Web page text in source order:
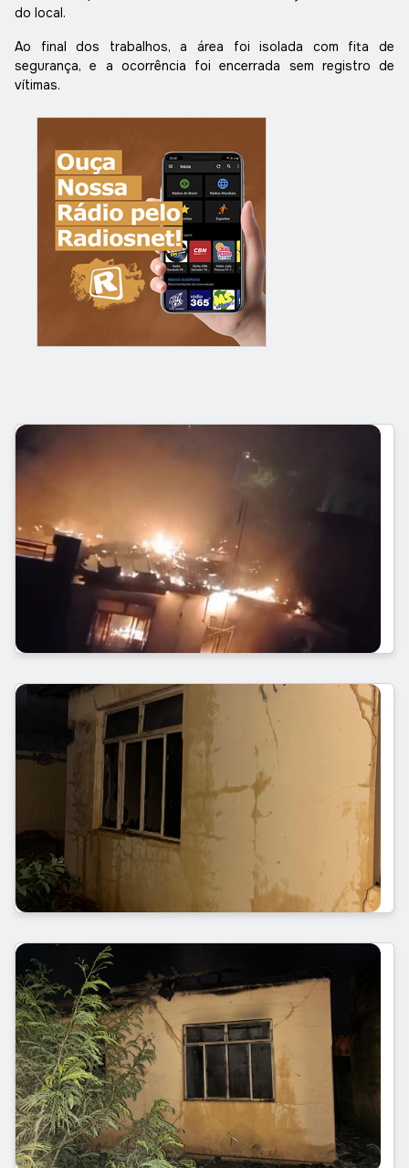
do local.
Ao final dos trabalhos, a área foi isolada com fita de
segurança, e a ocorrência foi encerrada sem registro de
vítimas.